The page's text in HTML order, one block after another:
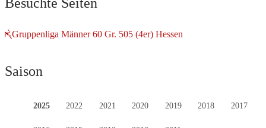
Besuchte Seiten
Gruppenliga Männer 60 Gr. 505 (4er) Hessen
Saison
2025 2022 2021 2020 2019 2018 2017